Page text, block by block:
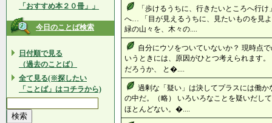
「おすすめ本２０冊」」
今日のことば検索
日付順で見る
（過去のことば）
全て見る(※探したい
「ことば」はコチラから)
「歩けるうちに、行きたいところへ行
へ… 「目が見えるうちに、見たいものを見
緑の山々を、木々の....
自分にウソをついていないか？ 現時点
いうときには、原因がひとつ考えられます
だろうか、 と�....
過剰な「疑い」は決してプラスには働
の中だ。（略） いろいろなことを疑いだし
ほとんどない。�....